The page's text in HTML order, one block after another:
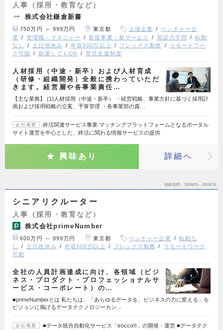
人事（採用・教育など）
株式会社鎌倉新書
750万円 ～ 999万円 東京都 上場企業
ベンチャー企
業
管理職・マネジャー 新規事業・新サービス 英語力不問
転勤
なし
土日祝休み 年収600万以上 フレックス勤務
リモートワー
ク可能
副業してもOK 育児支援制度
人材採用（中途・新卒）および人材育成
（研修・組織開発）全般に携わっていただ
きます。経営層や各事業責任…
【主な業務】 (1)人材採用（中途・新卒） ・経営戦略、事業方針に基づく採用計
画および採用戦略の立案、予算管理 ・各事業部の責…
会社概要
終活関連サービス事業 マッチングプラットフォームとなるポータル
サイト運営を中心とした、終活に関わる情報サービスの提供
興味あり 詳細へ
掲載期間 26/08/05～26/08/18
シニアリクルーター
人事（採用・教育など）
株式会社primeNumber
600万円 ～ 999万円 東京都 ベンチャー企業
転勤な
し
土日祝休み 年収600万以上 フレックス勤務
リモートワーク
可能
全社の人員計画達成に向け、各領域（ビジ
ネス・プロダクト・プロフェッショナルサ
ービス・コーポレート）の…
■primeNumberとは 私たちは、「あらゆるデータを、ビジネスの力に変える」を
ビジョンに掲げるデータテクノロジーカン…
会社概要
■データ統合自動化サービス「trocco®」の開発・運営 ■データテク